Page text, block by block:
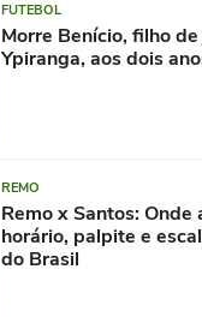
FUTEBOL
Morre Benício, filho
Ypiranga, aos dois
REMO
Remo x Santos: Onde
horário, palpite e
do Brasil